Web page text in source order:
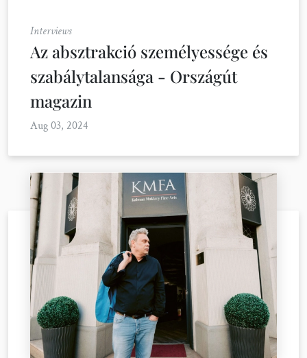
Interviews
Az absztrakció személyessége és
szabálytalansága - Országút
magazin
Aug 03, 2024